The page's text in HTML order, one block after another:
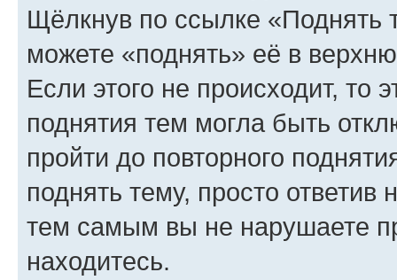
Щёлкнув по ссылке «Поднять
можете «поднять» её в
Если этого не происходит, то
поднятия тем могла быть
пройти до повторного
поднять тему, просто ответив
тем самым вы не нарушаете
находитесь.